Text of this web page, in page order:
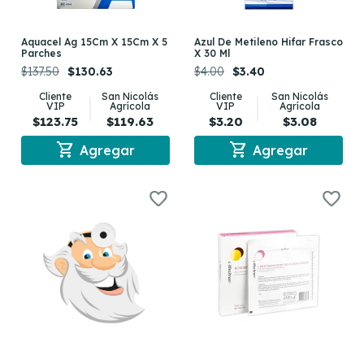
Aquacel Ag 15Cm X 15Cm X 5
Parches
$137.50 $130.63
Cliente
VIP
$123.75
San Nicolás
Agrícola
$119.63
shopping_cart Agregar
Azul De Metileno Hifar Frasco
X 30 Ml
$4.00 $3.40
Cliente
VIP
$3.20
San Nicolás
Agrícola
$3.08
shopping_cart Agregar